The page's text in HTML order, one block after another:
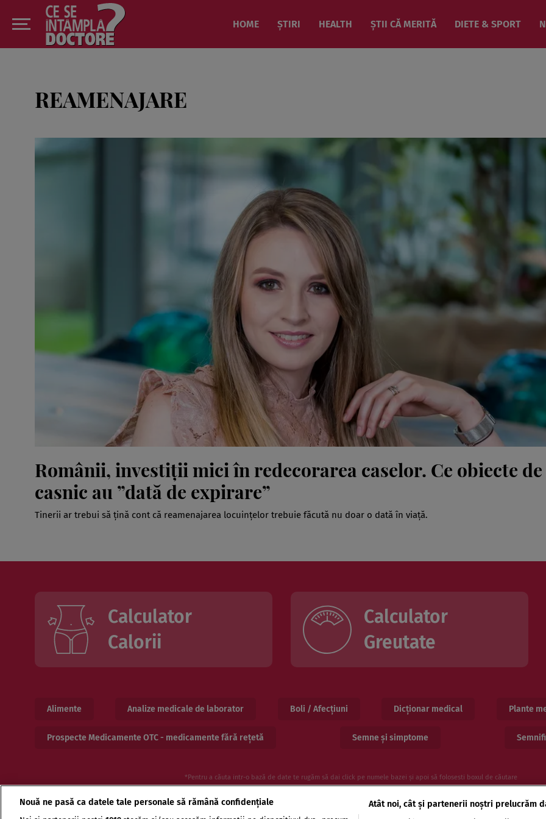
HOME ȘTIRI HEALTH ȘTII CĂ MERITĂ DIETE & SPORT
REAMENAJARE
Românii, investiţii mici în redecorarea caselor. Ce obiecte de
casnic au ”dată de expirare”
Tinerii ar trebui să ţină cont că reamenajarea locuinţelor trebuie făcută nu doar o dată în viaţă.
Calculator
Calorii
Calculator
Greutate
Alimente Analize medicale de laborator Boli / Afecțiuni Dicționar medical Plante
Prospecte Medicamente OTC - medicamente fără rețetă Semne și simptome
*Pentru a căuta intr-o bază de date te rugăm să dai click pe numele bazei și apoi să folosesti boxul de căutare
Nouă ne pasă ca datele tale personale să rămână confidențiale Atât noi, cât și partenerii noștri prelucrăm